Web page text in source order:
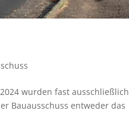
wurden fast ausschließlich
Bauausschuss entweder das